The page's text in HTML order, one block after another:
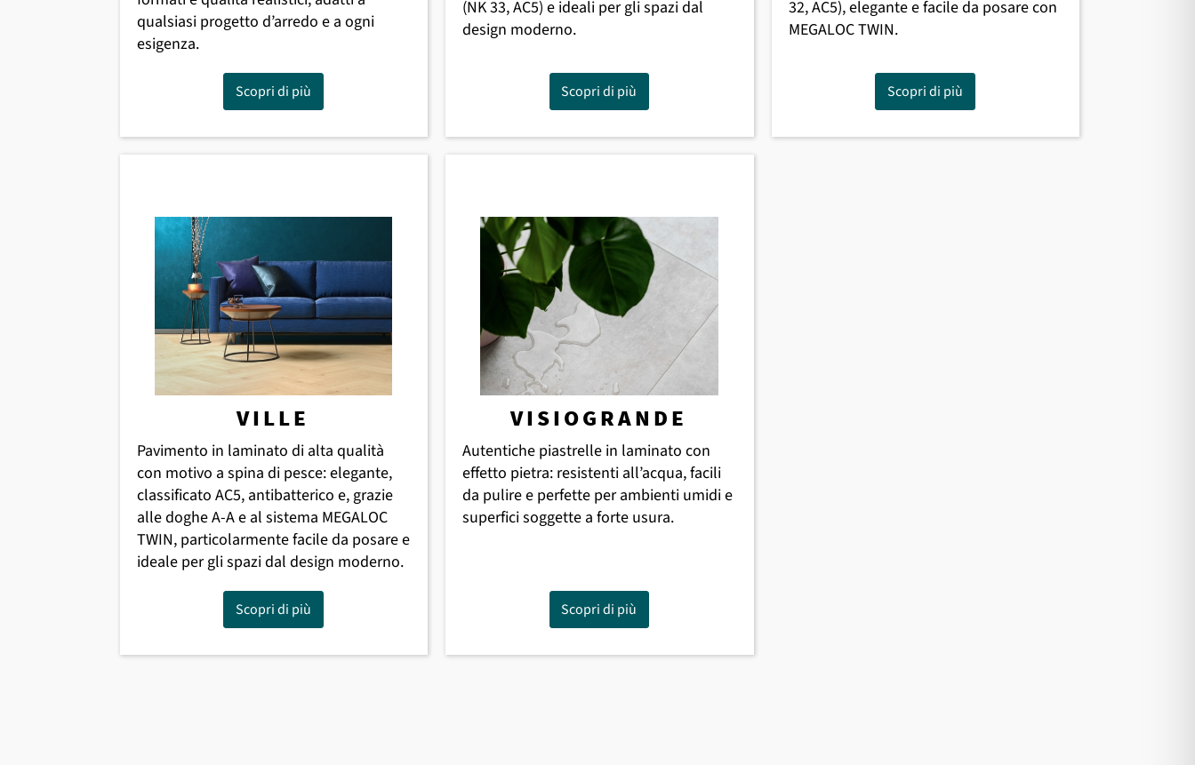
qualsiasi progetto d’arredo e a ogni
esigenza.
Scopri di più
(NK 33, AC5) e ideali per gli spazi dal
design moderno.
Scopri di più
32, AC5), elegante e facile da posare con
MEGALOC TWIN.
Scopri di più
VILLE
Pavimento in laminato di alta qualità
con motivo a spina di pesce: elegante,
classificato AC5, antibatterico e, grazie
alle doghe A-A e al sistema MEGALOC
TWIN, particolarmente facile da posare e
ideale per gli spazi dal design moderno.
Scopri di più
VISIOGRANDE
Autentiche piastrelle in laminato con
effetto pietra: resistenti all’acqua, facili
da pulire e perfette per ambienti umidi e
superfici soggette a forte usura.
Scopri di più